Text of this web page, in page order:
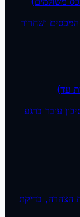
ושחרור
עובר ברגע
הצהרה, בדיקת